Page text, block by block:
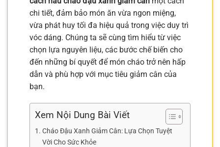
chi tiết, đảm bảo món ăn vừa ngon miệng,
vừa phát huy tối đa hiệu quả trong việc duy trì
vóc dáng. Chúng ta sẽ cùng tìm hiểu từ việc
chọn lựa nguyên liệu, các bước chế biến cho
đến những bí quyết để món cháo trở nên hấp
dẫn và phù hợp với mục tiêu giảm cân của
bạn.
Xem Nội Dung Bài Viết
Cháo Đậu Xanh Giảm Cân: Lựa Chọn Tuyệt
Vời Cho Sức Khỏe